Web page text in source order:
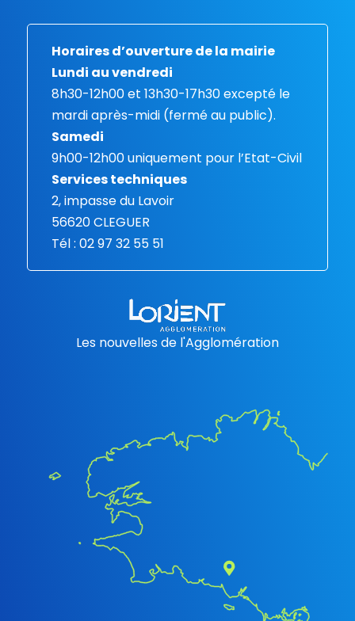
Horaires d’ouverture de la mairie
Lundi au vendredi
8h30-12h00 et 13h30-17h30 excepté le
mardi après-midi (fermé au public).
Samedi
9h00-12h00 uniquement pour l’Etat-Civil
Services techniques
2, impasse du Lavoir
56620 CLEGUER
Tél : 02 97 32 55 51
Les nouvelles de l'Agglomération